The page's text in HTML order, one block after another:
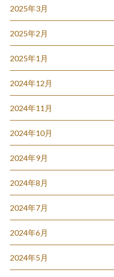
2025年3月
2025年2月
2025年1月
2024年12月
2024年11月
2024年10月
2024年9月
2024年8月
2024年7月
2024年6月
2024年5月